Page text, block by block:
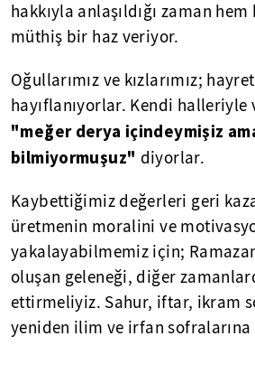
hakkıyla anlaşıldığı zaman
müthiş bir haz veriyor.
Oğullarımız ve kızlarımız;
hayıflanıyorlar. Kendi
"meğer derya içindeymişiz
bilmiyormuşuz" diyorlar.
Kaybettiğimiz değerleri geri
üretmenin moralini ve
yakalayabilmemiz için;
oluşan geleneği, diğer
ettirmeliyiz. Sahur, iftar, ikram
yeniden ilim ve irfan